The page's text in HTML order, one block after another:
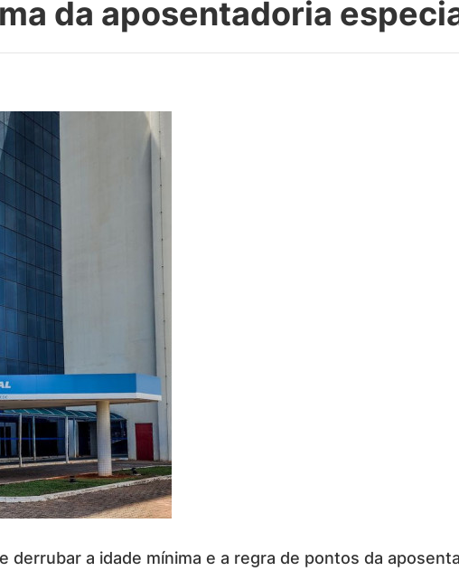
da aposentadoria
derrubar a idade mínima e a regra de pontos da